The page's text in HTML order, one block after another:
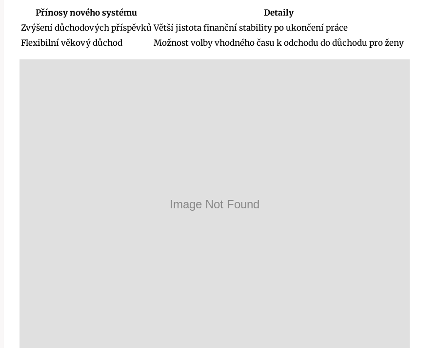
Přínosy nového systému
Detaily
Zvýšení důchodových příspěvků Větší jistota finanční stability po ukončení práce
Flexibilní věkový důchod
Možnost volby vhodného času k odchodu do důchodu pro ženy